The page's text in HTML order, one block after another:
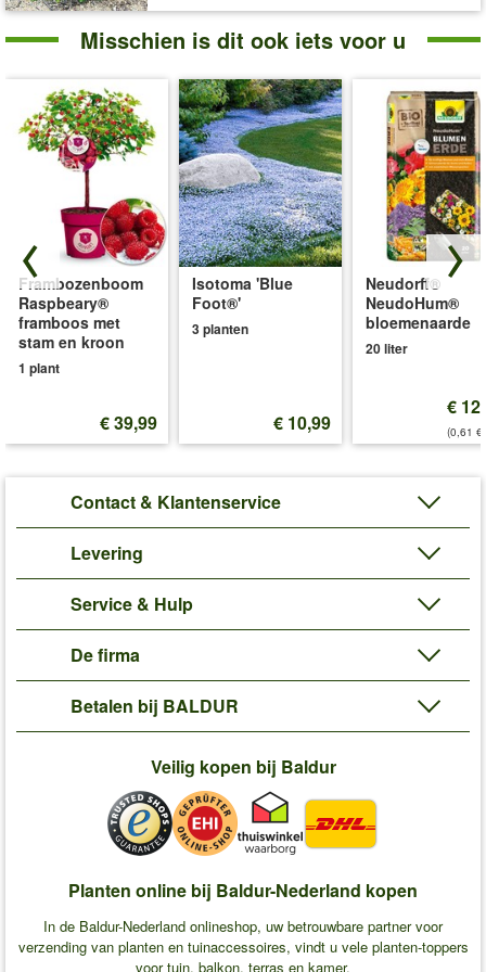
Misschien is dit ook iets voor u
Frambozenboom
Raspbeary®
framboos met
stam en kroon
1 plant
€ 39,99
Isotoma 'Blue
Foot®'
3 planten
€ 10,99
Neudorff®
NeudoHum®
bloemenaarde
20 liter
€
(0,61
Contact & Klantenservice
Levering
Service & Hulp
De firma
Betalen bij BALDUR
Veilig kopen bij Baldur
Planten online bij Baldur-Nederland kopen
In de Baldur-Nederland onlineshop, uw betrouwbare partner voor
verzending van planten en tuinaccessoires, vindt u vele planten-toppers
voor tuin, balkon, terras en kamer.